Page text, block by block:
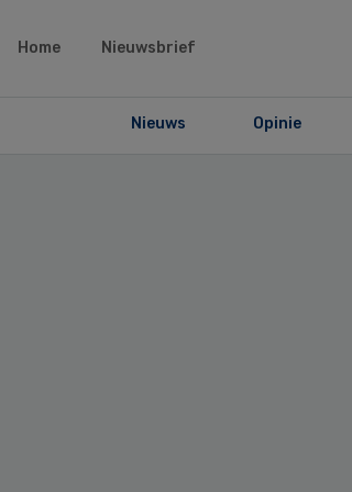
Home Nieuwsbrief
Nieuws Opinie